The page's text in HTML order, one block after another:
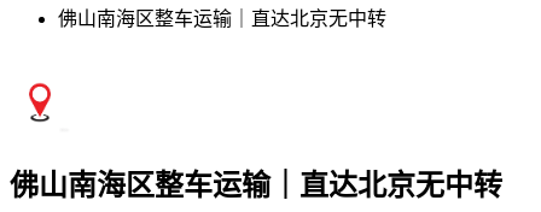
佛山南海区整车运输｜直达北京无中转
佛山南海区整车运输｜直达北京无中转